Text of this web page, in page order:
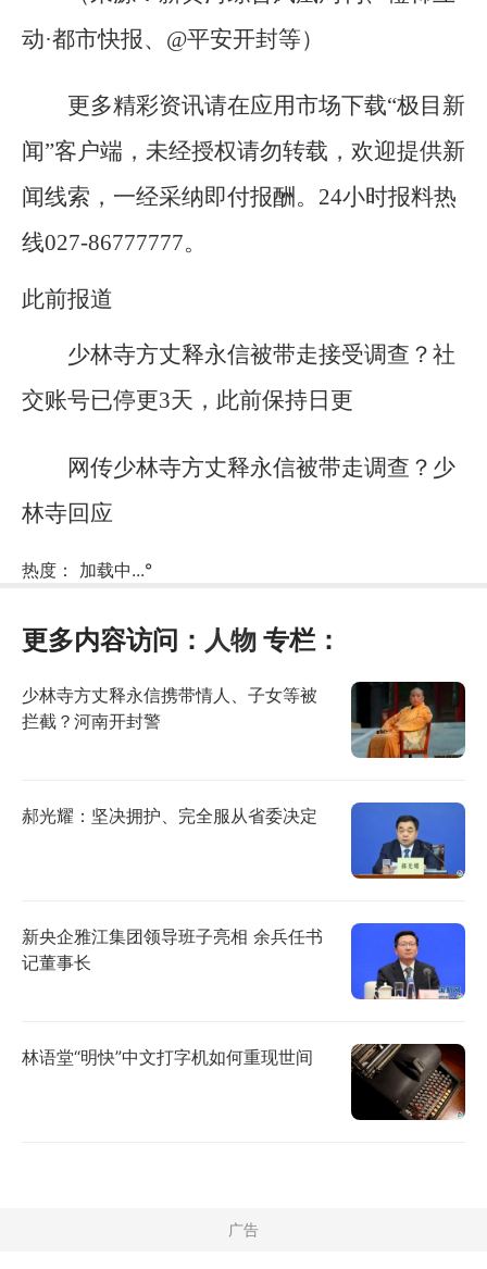
动·都市快报、@平安开封等）
更多精彩资讯请在应用市场下载“极目新
闻”客户端，未经授权请勿转载，欢迎提供新
闻线索，一经采纳即付报酬。24小时报料热
线027-86777777。
此前报道
少林寺方丈释永信被带走接受调查？社
交账号已停更3天，此前保持日更
网传少林寺方丈释永信被带走调查？少
林寺回应
热度： 加载中...°
更多内容访问： 人物 专栏：
少林寺方丈释永信携带情人、子女等被
拦截？河南开封警
郝光耀：坚决拥护、完全服从省委决定
新央企雅江集团领导班子亮相 余兵任书
记董事长
林语堂“明快”中文打字机如何重现世间